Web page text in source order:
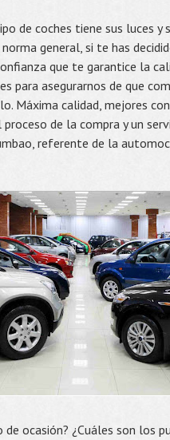
de coches tiene sus luces y
general, si te has
que te garantice la
para asegurarnos de que
Máxima calidad, mejores
de la compra y un
referente de la
de ocasión? ¿Cuáles son los